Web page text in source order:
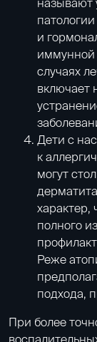
и
иммунной
случаях
включает
Дети с
к
могут
характер,
полного
Реже
подхода,
При более